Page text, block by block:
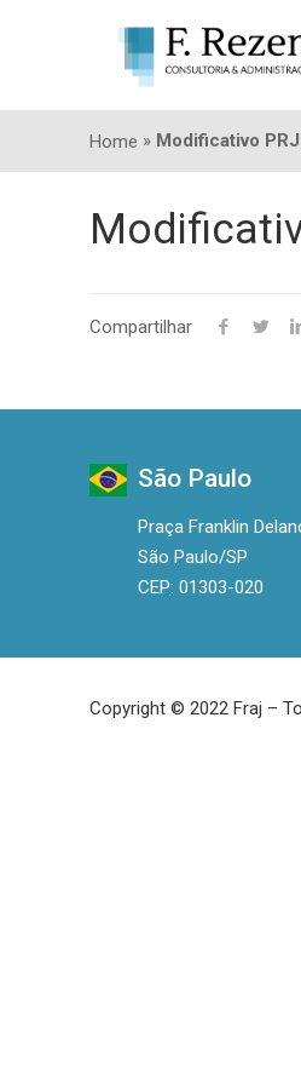
Home » Modificativo
Compartilhar
São Paulo
Praça Franklin
São Paulo/SP
CEP: 01303-020
Copyright © 2022 Fraj –